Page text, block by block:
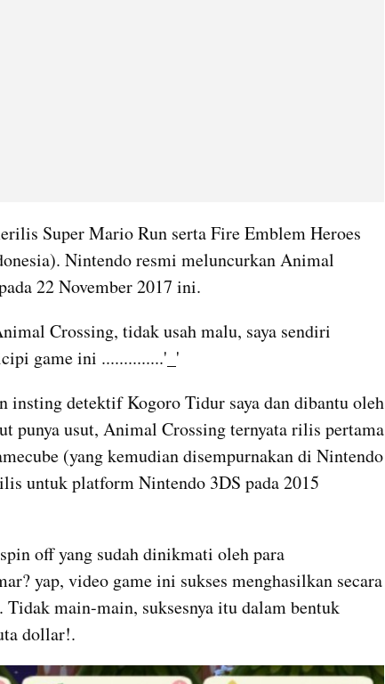
Super Mario Run serta Fire Emblem Heroes
Nintendo resmi meluncurkan Animal
22 November 2017 ini.
Crossing, tidak usah malu, saya sendiri
game ini ..............'_'
insting detektif Kogoro Tidur saya dan dibantu oleh
punya usut, Animal Crossing ternyata rilis pertama
(yang kemudian disempurnakan di Nintendo
untuk platform Nintendo 3DS pada 2015
off yang sudah dinikmati oleh para
yap, video game ini sukses menghasilkan secara
main-main, suksesnya itu dalam bentuk
dollar!.